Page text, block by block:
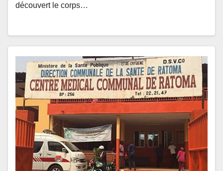
découvert le corps…